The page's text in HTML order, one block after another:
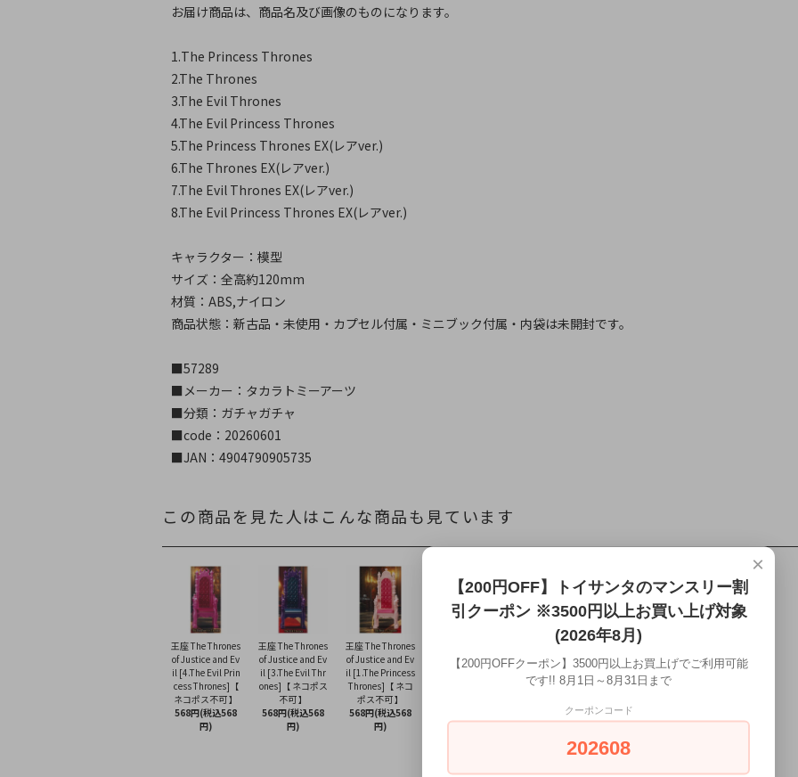
お届け商品は、商品名及び画像のものになります。
1.The Princess Thrones
2.The Thrones
3.The Evil Thrones
4.The Evil Princess Thrones
5.The Princess Thrones EX(レアver.)
6.The Thrones EX(レアver.)
7.The Evil Thrones EX(レアver.)
8.The Evil Princess Thrones EX(レアver.)
キャラクター：模型
サイズ：全高約120mm
材質：ABS,ナイロン
商品状態：新古品・未使用・カプセル付属・ミニブック付属・内袋は未開封です。
■57289
■メーカー：タカラトミーアーツ
■分類：ガチャガチャ
■code：20260601
■JAN：4904790905735
この商品を見た人はこんな商品も見ています
王座 The Thrones
of Justice and Ev
il [4.The Evil Prin
cess Thrones]【
ネコポス不可 】
568円(税込568
円)
王座 The Thrones
of Justice and Ev
il [3.The Evil Thr
ones]【 ネコポス
不可 】
568円(税込568
円)
王座 The Thrones
of Justice and Ev
il [1.The Princess
Thrones]【 ネコ
ポス不可 】
568円(税込568
円)
【全部揃ってま
す!!】王座 The T
ト(フルコンプ)]
ホビーガチャEX
スター・ウォー
ズ ジェダイ・イ
ンターセプター
ON [3.オビ=ワ
ン・ケノービ＆R
4-G9]【 ネコポ
ス不可 】
×
【200円OFF】トイサンタのマンスリー割
引クーポン ※3500円以上お買い上げ対象
(2026年8月)
【200円OFFクーポン】3500円以上お買上げでご利用可能
です!! 8月1日～8月31日まで
クーポンコード
202608